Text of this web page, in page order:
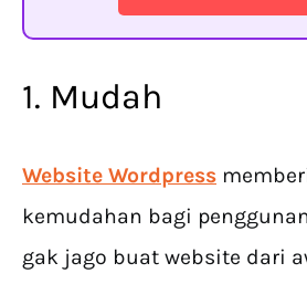
1. Mudah
Website Wordpress
kemudahan bagi
gak jago buat website dari